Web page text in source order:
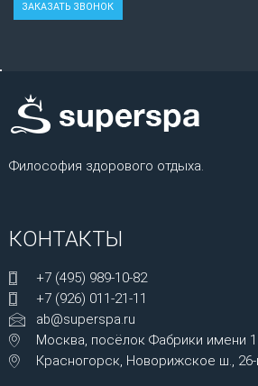
Философия здорового отдыха.
КОНТАКТЫ
+7 (495) 989-10-82
+7 (926) 011-21-11
ab@superspa.ru
Москва, посёлок Фабрики имени
Красногорск, Новорижское ш.,